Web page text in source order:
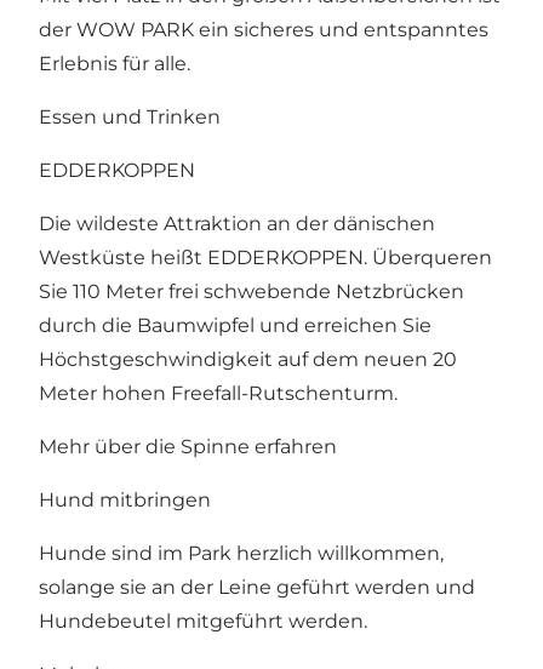
der WOW PARK ein sicheres und entspanntes
Erlebnis für alle.
Essen und Trinken
EDDERKOPPEN
Die wildeste Attraktion an der dänischen
Westküste heißt EDDERKOPPEN. Überqueren
Sie 110 Meter frei schwebende Netzbrücken
durch die Baumwipfel und erreichen Sie
Höchstgeschwindigkeit auf dem neuen 20
Meter hohen Freefall-Rutschenturm.
Mehr über die Spinne erfahren
Hund mitbringen
Hunde sind im Park herzlich willkommen,
solange sie an der Leine geführt werden und
Hundebeutel mitgeführt werden.